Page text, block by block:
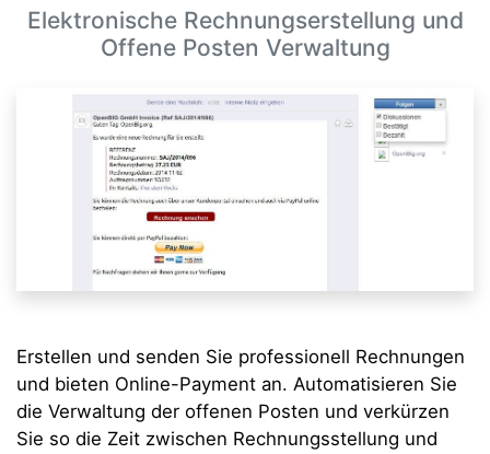
Elektronische Rechnungserstellung und
Offene Posten Verwaltung
Erstellen und senden Sie professionell Rechnungen
und bieten Online-Payment an. Automatisieren Sie
die Verwaltung der offenen Posten und verkürzen
Sie so die Zeit zwischen Rechnungsstellung und